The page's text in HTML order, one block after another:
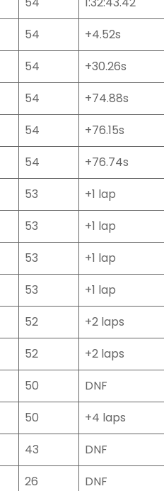
54 +4.52s
54 +30.26s
54 +74.88s
54 +76.15s
54 +76.74s
53 +1 lap
53 +1 lap
53 +1 lap
53 +1 lap
52 +2 laps
52 +2 laps
50 DNF
50 +4 laps
43 DNF
26 DNF